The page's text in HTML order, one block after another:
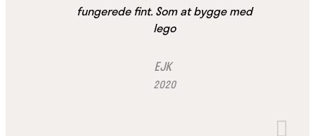
fungerede fint. Som at bygge med
lego
EJK
2020